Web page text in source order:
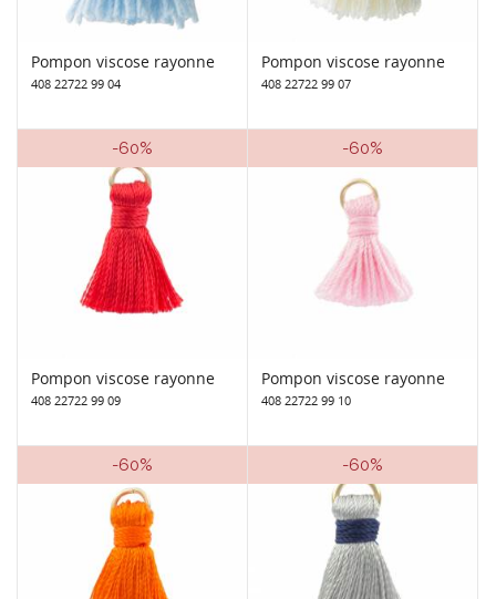
Pompon viscose rayonne
408 22722 99 04
Pompon viscose rayonne
408 22722 99 07
-60%
Pompon viscose rayonne
408 22722 99 09
-60%
Pompon viscose rayonne
408 22722 99 10
-60% -60%